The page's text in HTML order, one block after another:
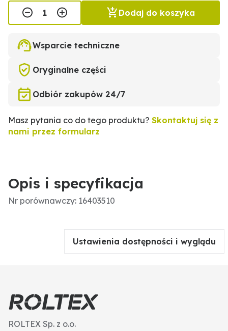
Dodaj do koszyka
Wsparcie techniczne
Oryginalne części
Odbiór zakupów 24/7
Masz pytania co do tego produktu? Skontaktuj się z
nami przez formularz
Opis i specyfikacja
Nr porównawczy: 16403510
Ustawienia dostępności i wyglądu
ROLTEX Sp. z o.o.